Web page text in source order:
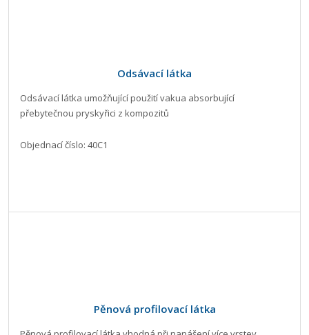
Odsávací látka
Odsávací látka umožňující použití vakua absorbující
přebytečnou pryskyřici z kompozitů
Objednací číslo: 40C1
Pěnová profilovací látka